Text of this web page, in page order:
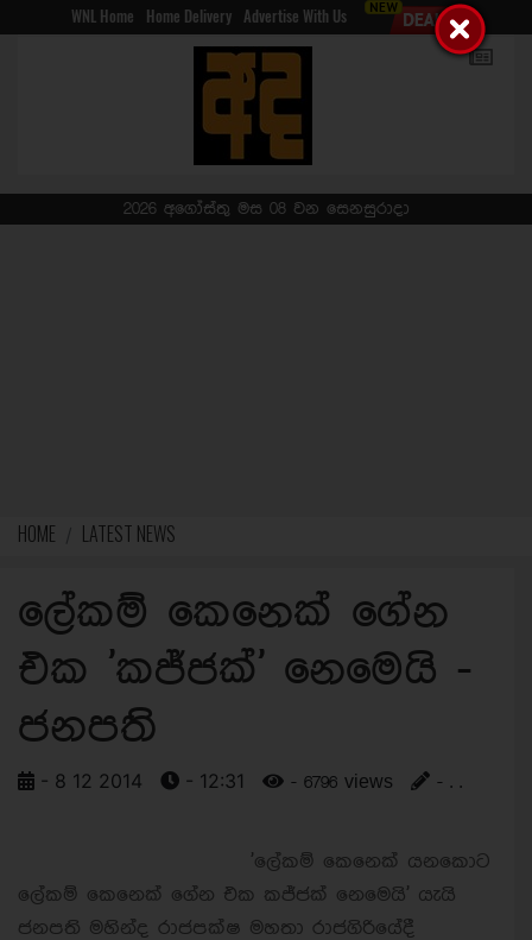
WNL Home Home Delivery Advertise With Us
2026 අගෝස්තු මස 08 වන සෙනසුරාදා
HOME LATEST NEWS
ලේකම් කෙනෙක් ගේන
එක 'කජ්ජක්' නෙමෙයි -
ජනපති
- 8 12 2014 - 12:31 - 6796 views - . .
'ලේකම් කෙනෙක් යනකොට
ලේකම් කෙනෙක් ගේන එක කජ්ජක් නෙමෙයි' යැයි
ජනපති මහින්ද රාජපක්ෂ මහතා රාජගිරියේදී